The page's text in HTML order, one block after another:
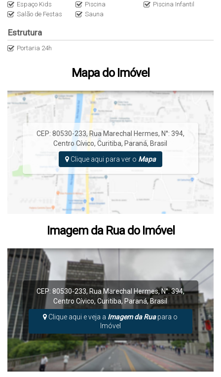
Espaço Kids Piscina
Piscina Infantil
Salão de Festas
Sauna
Estrutura
Portaria 24h
Mapa do Imóvel
CEP: 80530-233, Rua Marechal Hermes, N°: 394,
Centro Cívico,Curitiba, Paraná, Brasil
Clique aqui para ver o Mapa
Imagem da Rua do Imóvel
CEP: 80530-233, Rua Marechal Hermes,N°:394,
Centro Cívico,Curitiba, Paraná,Brasil
Clique aqui e veja a Imagem da Ruapara o
Imóvel